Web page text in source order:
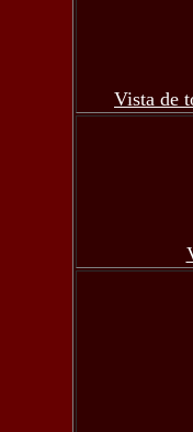
Vista de